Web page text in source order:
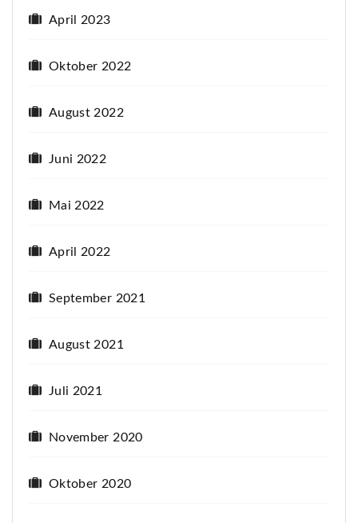
April 2023
Oktober 2022
August 2022
Juni 2022
Mai 2022
April 2022
September 2021
August 2021
Juli 2021
November 2020
Oktober 2020